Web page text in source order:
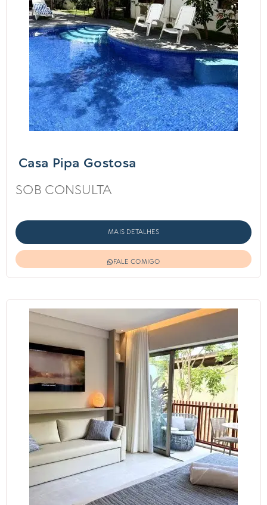
Casa Pipa Gostosa
SOB CONSULTA
MAIS DETALHES
FALE COMIGO